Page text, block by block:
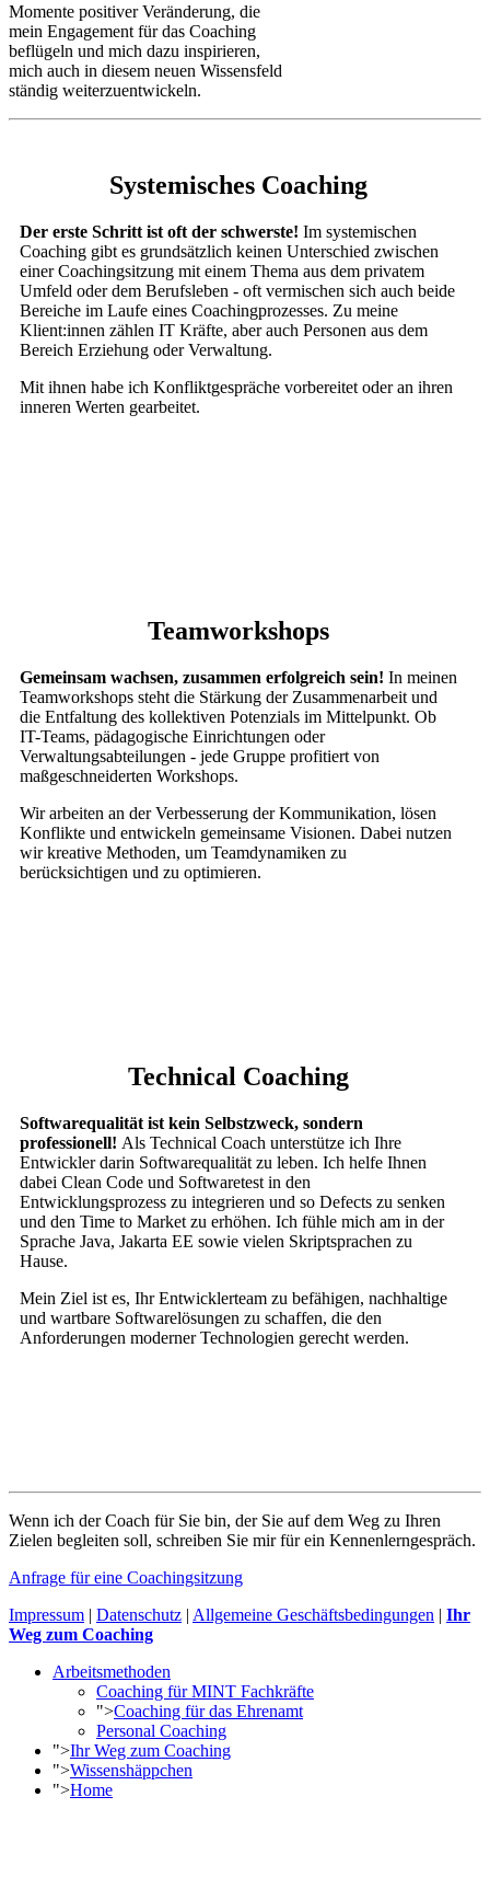
Momente positiver Veränderung, die
mein Engagement für das Coaching
beflügeln und mich dazu inspirieren,
mich auch in diesem neuen Wissensfeld
ständig weiterzuentwickeln.
Systemisches Coaching
Der erste Schritt ist oft der schwerste! Im systemischen
Coaching gibt es grundsätzlich keinen Unterschied zwischen
einer Coachingsitzung mit einem Thema aus dem privatem
Umfeld oder dem Berufsleben - oft vermischen sich auch beide
Bereiche im Laufe eines Coachingprozesses. Zu meine
Klient:innen zählen IT Kräfte, aber auch Personen aus dem
Bereich Erziehung oder Verwaltung.
Mit ihnen habe ich Konfliktgespräche vorbereitet oder an ihren
inneren Werten gearbeitet.
Teamworkshops
Gemeinsam wachsen, zusammen erfolgreich sein! In meinen
Teamworkshops steht die Stärkung der Zusammenarbeit und
die Entfaltung des kollektiven Potenzials im Mittelpunkt. Ob
IT-Teams, pädagogische Einrichtungen oder
Verwaltungsabteilungen - jede Gruppe profitiert von
maßgeschneiderten Workshops.
Wir arbeiten an der Verbesserung der Kommunikation, lösen
Konflikte und entwickeln gemeinsame Visionen. Dabei nutzen
wir kreative Methoden, um Teamdynamiken zu
berücksichtigen und zu optimieren.
Technical Coaching
Softwarequalität ist kein Selbstzweck, sondern
professionell! Als Technical Coach unterstütze ich Ihre
Entwickler darin Softwarequalität zu leben. Ich helfe Ihnen
dabei Clean Code und Softwaretest in den
Entwicklungsprozess zu integrieren und so Defects zu senken
und den Time to Market zu erhöhen. Ich fühle mich am in der
Sprache Java, Jakarta EE sowie vielen Skriptsprachen zu
Hause.
Mein Ziel ist es, Ihr Entwicklerteam zu befähigen, nachhaltige
und wartbare Softwarelösungen zu schaffen, die den
Anforderungen moderner Technologien gerecht werden.
Wenn ich der Coach für Sie bin, der Sie auf dem Weg zu Ihren
Zielen begleiten soll, schreiben Sie mir für ein Kennenlerngespräch.
Anfrage für eine Coachingsitzung
Impressum | Datenschutz | Allgemeine Geschäftsbedingungen | Ihr
Weg zum Coaching
Arbeitsmethoden
Coaching für MINT Fachkräfte
">Coaching für das Ehrenamt
Personal Coaching
">Ihr Weg zum Coaching
">Wissenshäppchen
">Home